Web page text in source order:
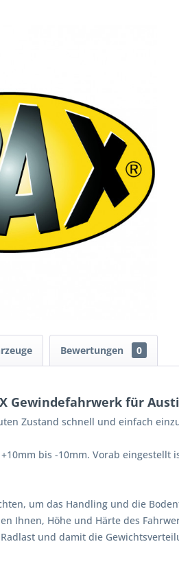
Bewertungen 0
Gewindefahrwerk für
Zustand schnell und einfach
bis -10mm. Vorab
um das Handling und die
Ihnen, Höhe und Härte des
und damit die